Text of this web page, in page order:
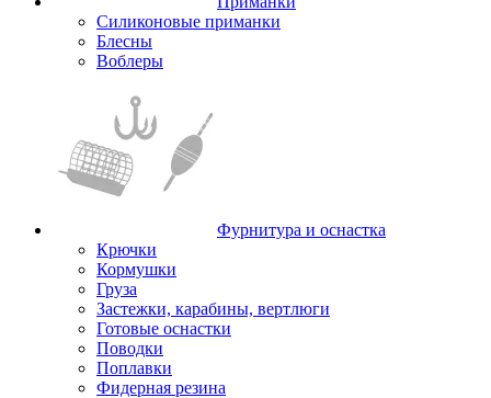
Силиконовые приманки
Блесны
Воблеры
Фурнитура и оснастка
Крючки
Кормушки
Груза
Застежки, карабины, вертлюги
Готовые оснастки
Поводки
Поплавки
Фидерная резина